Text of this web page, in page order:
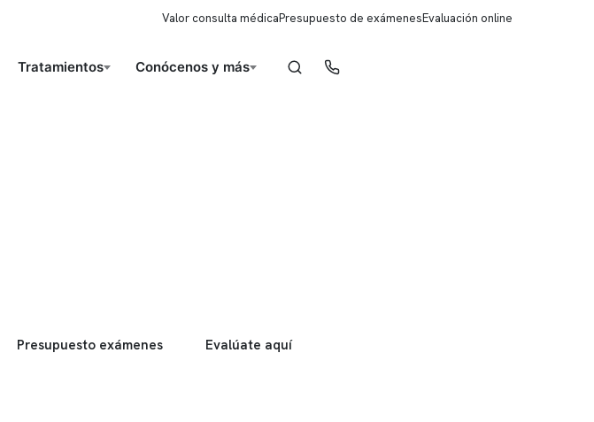
Valor consulta médicaPresupuesto de exámenesEvaluación online
Tratamientos Conócenos y más
Presupuesto exámenes Evalúate aquí